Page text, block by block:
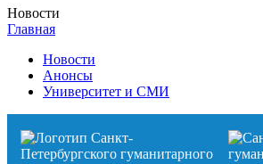
Новости
Главная
Новости
Анонсы
Университет и СМИ